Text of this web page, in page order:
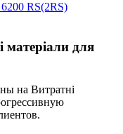
RS(2RS)
матеріали для
на Витратні